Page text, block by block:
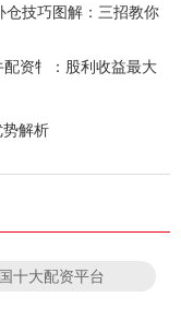
技巧图解：三招教你
资牜：股利收益最大
解析
十大配资平台